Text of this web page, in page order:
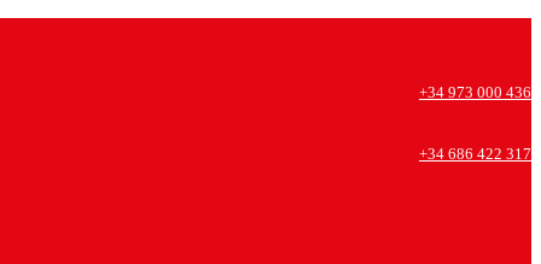
+34 973 000 436
+34 686 422 317